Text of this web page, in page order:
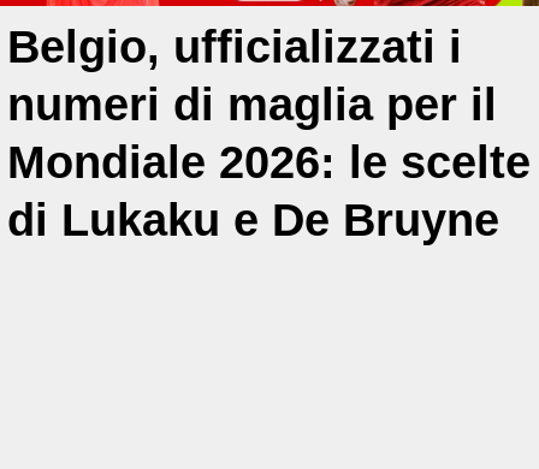
Belgio, ufficializzati i
numeri di maglia per il
Mondiale 2026: le scelte
di Lukaku e De Bruyne